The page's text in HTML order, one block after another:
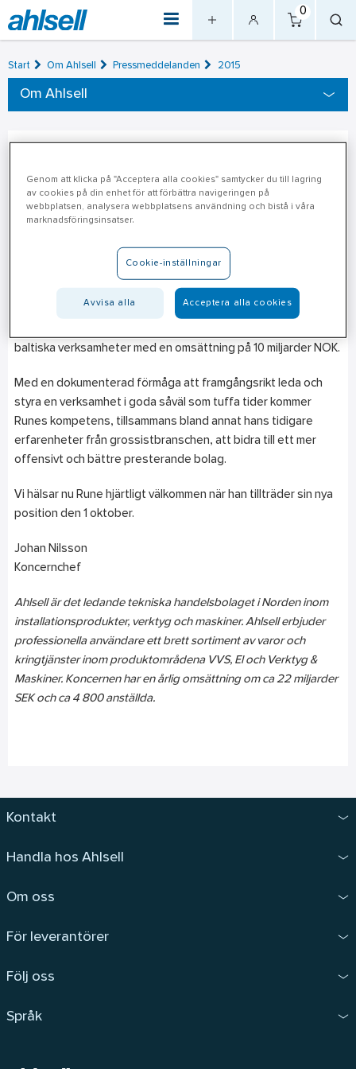
0
Start Om Ahlsell Pressmeddelanden 2015
Om Ahlsell
Flengsrud ny chef för Ahlsell
AS
Till ny administrativ direktör för Ahlsell Norge AS och medlem
av koncernledningen har Rune Flengsrud utsetts.
Rune med en lång karriär inom Schneider Electric är för
baltiska verksamheter med en omsättning på 10 miljarder NOK.
Med en dokumenterad förmåga att framgångsrikt leda och
styra en verksamhet i goda såväl som tuffa tider kommer
Runes kompetens, tillsammans bland annat hans tidigare
erfarenheter från grossistbranschen, att bidra till ett mer
offensivt och bättre presterande bolag.
Vi hälsar nu Rune hjärtligt välkommen när han tillträder sin nya
position den 1 oktober.
Johan Nilsson
Koncernchef
Ahlsell är det ledande tekniska handelsbolaget i Norden inom
installationsprodukter, verktyg och maskiner. Ahlsell erbjuder
professionella användare ett brett sortiment av varor och
kringtjänster inom produktområdena VVS, El och Verktyg &
Maskiner. Koncernen har en årlig omsättning om ca 22 miljarder
SEK och ca 4 800 anställda.
Kontakt
Handla hos Ahlsell
Om oss
För leverantörer
Följ oss
Språk
Genom att klicka på "Acceptera alla cookies" samtycker du till lagring
av cookies på din enhet för att förbättra navigeringen på
webbplatsen, analysera webbplatsens användning och bistå i våra
marknadsföringsinsatser.
Cookie-inställningar
Avvisa alla Acceptera alla cookies